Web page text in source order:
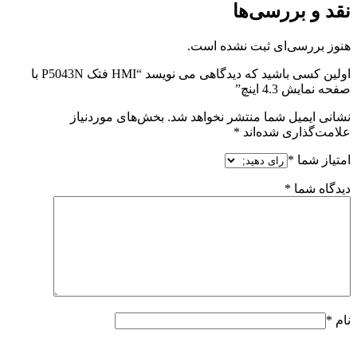
نقد و بررسی‌ها
هنوز بررسی‌ای ثبت نشده است.
اولین کسی باشید که دیدگاهی می نویسد “HMI فتک P5043N با
صفحه نمایش 4.3 اینچ”
نشانی ایمیل شما منتشر نخواهد شد. بخش‌های موردنیاز
علامت‌گذاری شده‌اند *
امتیاز شما *
دیدگاه شما *
نام *